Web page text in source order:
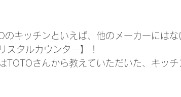
のキッチンといえば、他のメーカーにはな
スタルカウンター】！
TOTOさんから教えていただいた、キッ